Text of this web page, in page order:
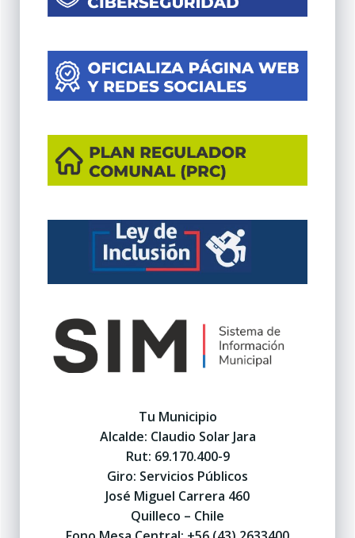
Tu Municipio
Alcalde: Claudio Solar Jara
Rut: 69.170.400-9
Giro: Servicios Públicos
José Miguel Carrera 460
Quilleco – Chile